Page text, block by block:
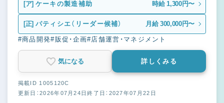
[ア] ケーキの製造補助 時給 1,300円〜
[正] パティシエ（リーダー候補） 月給 300,000円〜
#商品開発#販促・企画#店舗運営・マネジメント
気になる 詳しくみる
掲載ID 1005120C
更新日：2026年07月24日終了日：2027年07月22日